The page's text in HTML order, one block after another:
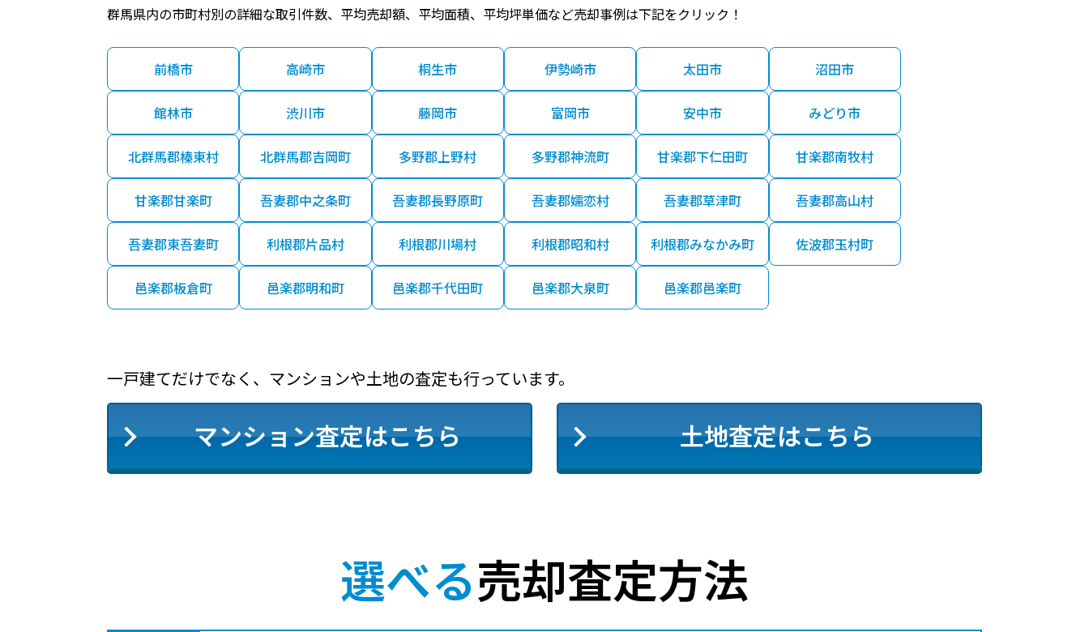
群馬県内の市町村別の詳細な取引件数、平均売却額、平均面積、平均坪単価など売却事例は下記をクリック！
前橋市 高崎市 桐生市 伊勢崎市 太田市 沼田市
館林市 渋川市 藤岡市 富岡市 安中市 みどり市
北群馬郡榛東村 北群馬郡吉岡町 多野郡上野村 多野郡神流町 甘楽郡下仁田町 甘楽郡南牧村
甘楽郡甘楽町 吾妻郡中之条町 吾妻郡長野原町 吾妻郡嬬恋村 吾妻郡草津町 吾妻郡高山村
吾妻郡東吾妻町 利根郡片品村 利根郡川場村 利根郡昭和村 利根郡みなかみ町 佐波郡玉村町
邑楽郡板倉町 邑楽郡明和町 邑楽郡千代田町 邑楽郡大泉町 邑楽郡邑楽町
一戸建てだけでなく、マンションや土地の査定も行っています。
マンション査定はこちら 土地査定はこちら
選べる売却査定方法